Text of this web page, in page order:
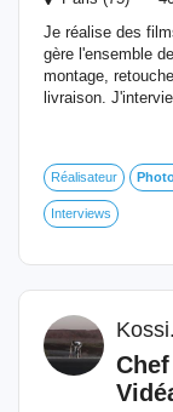
Je réalise des
gère l'ensemble
montage,
livraison.
Réalisateur
Interviews